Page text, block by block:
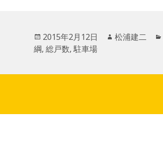
投
稿
2015年2月12日
作
松浦建二
綱,総戸数,駐車場